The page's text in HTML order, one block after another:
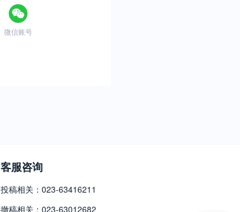
微信账号
客服咨询
投稿相关：023-63416211
撤稿相关：023-63012682